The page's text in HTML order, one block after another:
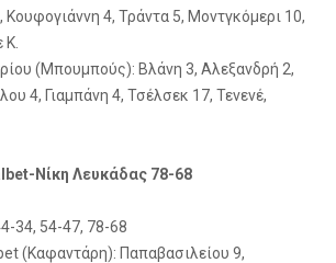
Κουφογιάννη 4, Τράντα 5, Μοντγκόμερι 10,
Κ.
(Μπουμπούς): Βλάνη 3, Αλεξανδρή 2,
4, Γιαμπάνη 4, Τσέλσεκ 17, Τενενέ,
Νίκη Λευκάδας 78-68
34, 54-47, 78-68
(Καφαντάρη): Παπαβασιλείου 9,